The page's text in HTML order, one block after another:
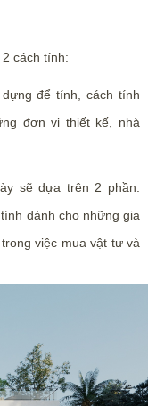
cách tính:
để tính, cách tính
đơn vị thiết kế, nhà
sẽ dựa trên 2 phần:
dành cho những gia
việc mua vật tư và